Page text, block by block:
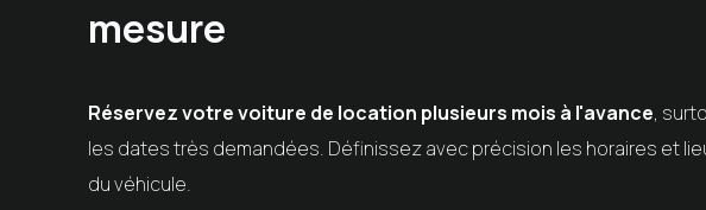
mesure
Réservez votre voiture de location plusieurs mois à l'avance,
les dates très demandées. Définissez avec précision les horaires et
du véhicule.